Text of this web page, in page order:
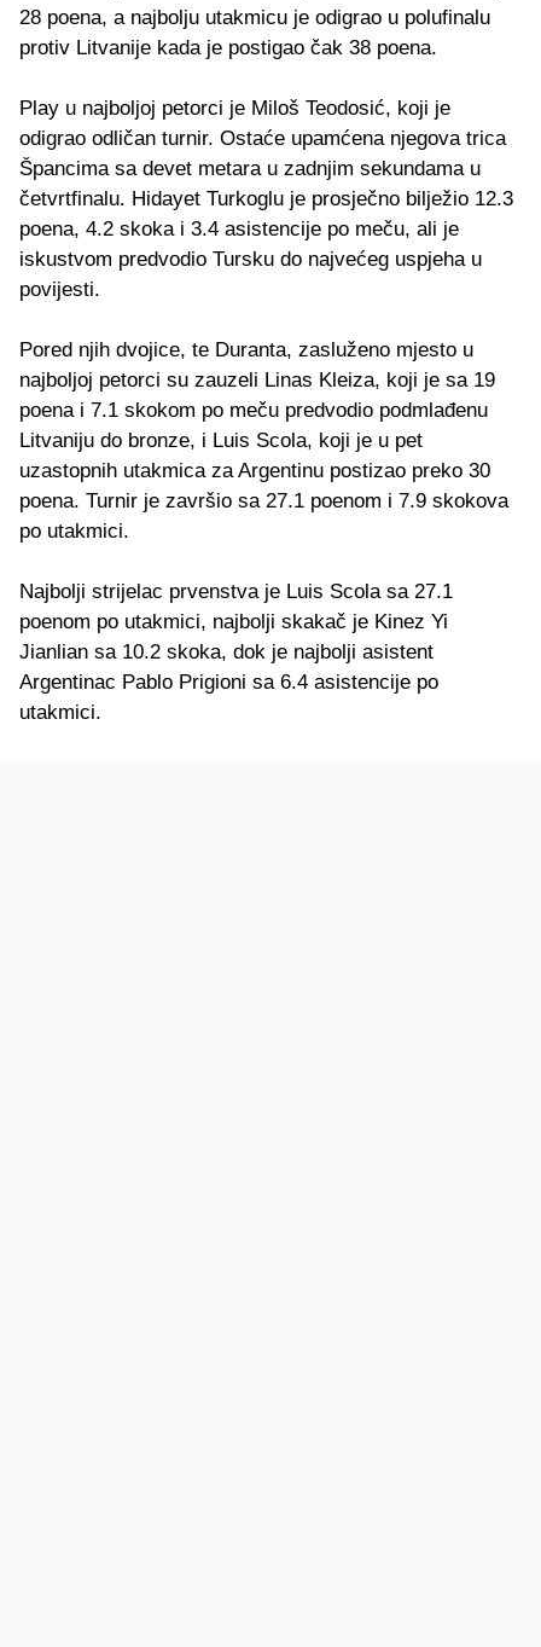
28 poena, a najbolju utakmicu je odigrao u polufinalu
protiv Litvanije kada je postigao čak 38 poena.
Play u najboljoj petorci je Miloš Teodosić, koji je
odigrao odličan turnir. Ostaće upamćena njegova trica
Špancima sa devet metara u zadnjim sekundama u
četvrtfinalu. Hidayet Turkoglu je prosječno bilježio 12.3
poena, 4.2 skoka i 3.4 asistencije po meču, ali je
iskustvom predvodio Tursku do najvećeg uspjeha u
povijesti.
Pored njih dvojice, te Duranta, zasluženo mjesto u
najboljoj petorci su zauzeli Linas Kleiza, koji je sa 19
poena i 7.1 skokom po meču predvodio podmlađenu
Litvaniju do bronze, i Luis Scola, koji je u pet
uzastopnih utakmica za Argentinu postizao preko 30
poena. Turnir je završio sa 27.1 poenom i 7.9 skokova
po utakmici.
Najbolji strijelac prvenstva je Luis Scola sa 27.1
poenom po utakmici, najbolji skakač je Kinez Yi
Jianlian sa 10.2 skoka, dok je najbolji asistent
Argentinac Pablo Prigioni sa 6.4 asistencije po
utakmici.